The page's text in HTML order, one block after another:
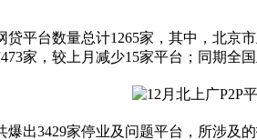
台数量总计1265家，其中，北京
家，较上月减少15家平台；同期全
3429家停业及问题平台，所涉及的